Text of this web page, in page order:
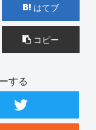
はてブ
コピー
する